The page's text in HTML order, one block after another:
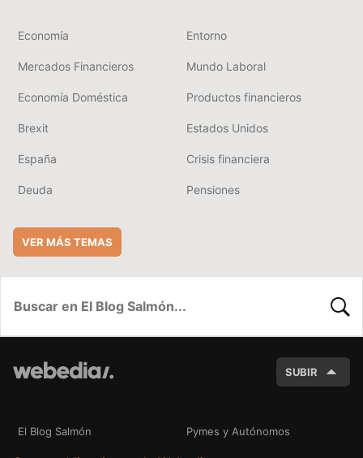
Economía Entorno
Mercados Financieros Mundo Laboral
Economía Doméstica Productos financieros
Brexit Estados Unidos
España Crisis financiera
Deuda Pensiones
VER MÁS TEMAS
SUBIR
El Blog Salmón Pymes y Autónomos